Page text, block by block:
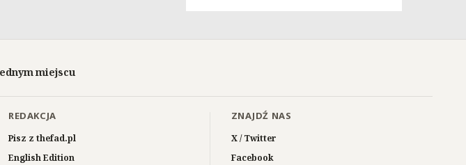
miejscu
REDAKCJA
Pisz z thefad.pl
English Edition
ZNAJDŹ NAS
X / Twitter
Facebook